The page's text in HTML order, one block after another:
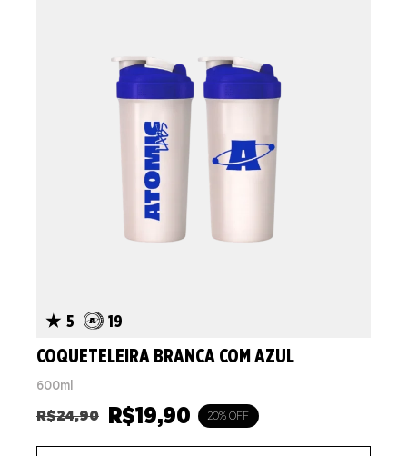
5 19
COQUETELEIRA BRANCA COM AZUL
600ml
R$24,90 R$19,90 20% OFF